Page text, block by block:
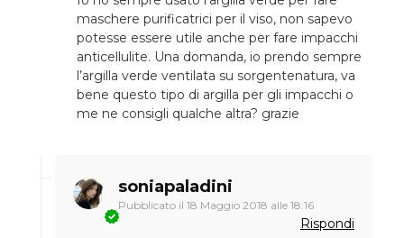
maschere purificatrici per il viso, non sapevo
potesse essere utile anche per fare impacchi
anticellulite. Una domanda, io prendo sempre
l’argilla verde ventilata su sorgentenatura, va
bene questo tipo di argilla per gli impacchi o
me ne consigli qualche altra? grazie
soniapaladini
Pubblicato il 18 Maggio 2018 alle 18:16
Rispondi